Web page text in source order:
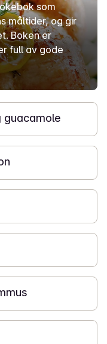
som
måltider, og gir
Boken er
full av gode
guacamole